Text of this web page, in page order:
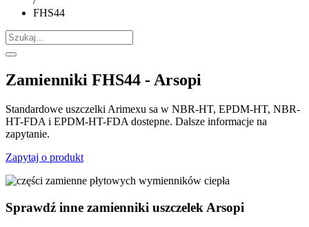
FHS44
Zamienniki FHS44 - Arsopi
Standardowe uszczelki Arimexu sa w NBR-HT, EPDM-HT, NBR-
HT-FDA i EPDM-HT-FDA dostepne. Dalsze informacje na
zapytanie.
Zapytaj o produkt
Sprawdź inne zamienniki uszczelek Arsopi